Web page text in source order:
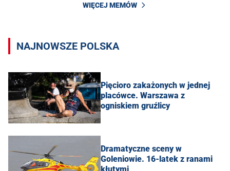
WIĘCEJ MEMÓW
NAJNOWSZE POLSKA
Pięcioro zakażonych w jednej
placówce. Warszawa z
ogniskiem gruźlicy
Dramatyczne sceny w
Goleniowie. 16-latek z ranami